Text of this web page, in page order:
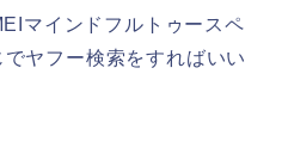
マインドフルトゥースペ
ヤフー検索をすればいい